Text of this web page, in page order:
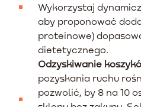
Wykorzystaj
aby proponować
proteinowe)
dietetycznego.
Odzyskiwanie
pozyskania ruchu
pozwolić, by 8 na 10